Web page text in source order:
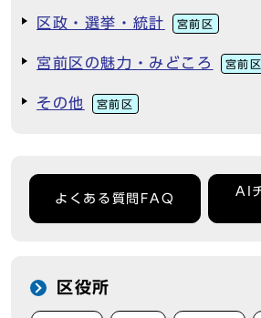
区政・選挙・統計 宮前区
宮前区の魅力・みどころ 宮前区
その他 宮前区
よくある質問FAQ
AI
区役所